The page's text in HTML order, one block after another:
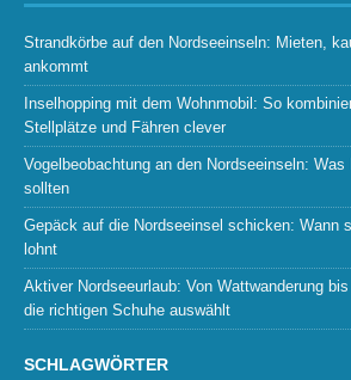
Strandkörbe auf den Nordseeinseln: Mieten,
ankommt
Inselhopping mit dem Wohnmobil: So
Stellplätze und Fähren clever
Vogelbeobachtung an den Nordseeinseln:
sollten
Gepäck auf die Nordseeinsel schicken: Wann
lohnt
Aktiver Nordseeurlaub: Von Wattwanderung
die richtigen Schuhe auswählt
SCHLAGWÖRTER